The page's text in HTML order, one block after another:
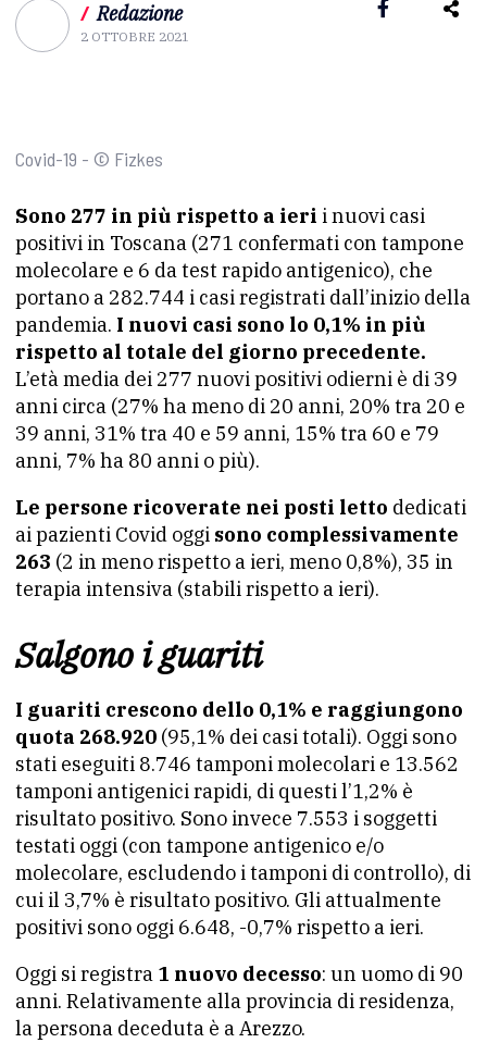
/ Redazione
2 OTTOBRE 2021
Covid-19 - © Fizkes
Sono 277 in più rispetto a ieri i nuovi casi
positivi in Toscana (271 confermati con tampone
molecolare e 6 da test rapido antigenico), che
portano a 282.744 i casi registrati dall’inizio della
pandemia. I nuovi casi sono lo 0,1% in più
rispetto al totale del giorno precedente.
L’età media dei 277 nuovi positivi odierni è di 39
anni circa (27% ha meno di 20 anni, 20% tra 20 e
39 anni, 31% tra 40 e 59 anni, 15% tra 60 e 79
anni, 7% ha 80 anni o più).
Le persone ricoverate nei posti letto dedicati
ai pazienti Covid oggi sono complessivamente
263 (2 in meno rispetto a ieri, meno 0,8%), 35 in
terapia intensiva (stabili rispetto a ieri).
Salgono i guariti
I guariti crescono dello 0,1% e raggiungono
quota 268.920 (95,1% dei casi totali). Oggi sono
stati eseguiti 8.746 tamponi molecolari e 13.562
tamponi antigenici rapidi, di questi l’1,2% è
risultato positivo. Sono invece 7.553 i soggetti
testati oggi (con tampone antigenico e/o
molecolare, escludendo i tamponi di controllo), di
cui il 3,7% è risultato positivo. Gli attualmente
positivi sono oggi 6.648, -0,7% rispetto a ieri.
Oggi si registra 1 nuovo decesso: un uomo di 90
anni. Relativamente alla provincia di residenza,
la persona deceduta è a Arezzo.